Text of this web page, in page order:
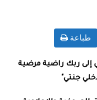
طباعة
إلى ربك راضية مرضية
جنتي"